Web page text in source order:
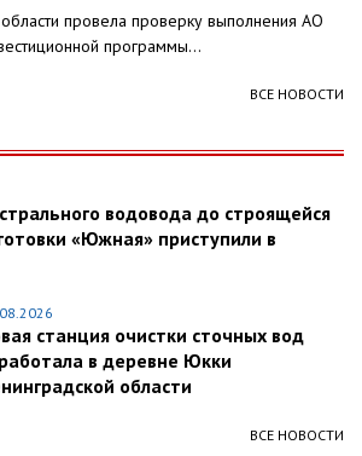
провела проверку выполнения АО
программы...
ВСЕ НОВОСТИ
водовода до строящейся
«Южная» приступили в
станция очистки сточных вод
в деревне Юкки
области
ВСЕ НОВОСТИ